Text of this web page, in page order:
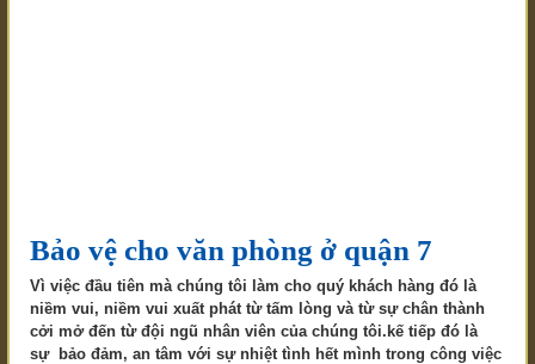
Bảo vệ cho văn phòng ở quận 7
Vì việc đầu tiên mà chúng tôi làm cho quý khách hàng đó là
niềm vui, niềm vui xuất phát từ tấm lòng và từ sự chân thành
cởi mở đến từ đội ngũ nhân viên của chúng tôi.kế tiếp đó là
sự bảo đảm, an tâm với sự nhiệt tình hết mình trong công việc